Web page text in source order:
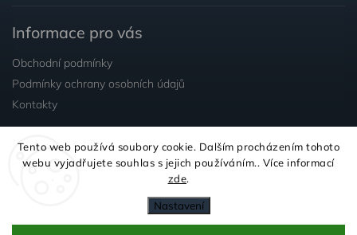
Tento web používá soubory cookie. Dalším procházením tohoto
webu vyjadřujete souhlas s jejich používáním.. Více informací
zde.
Nastavení
Informace pro vás
Obchodní podmínky
Podmínky ochrany osobních údajů
Kontakty
Sledujte nás